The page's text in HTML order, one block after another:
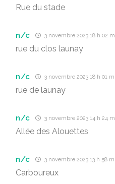
Rue du stade
n/c 3 novembre 2023 18 h 02
rue du clos launay
n/c 3 novembre 2023 18 h 01
rue de launay
n/c 3 novembre 2023 14 h 24
Allée des Alouettes
n/c 3 novembre 2023 13 h 58
Carboureux